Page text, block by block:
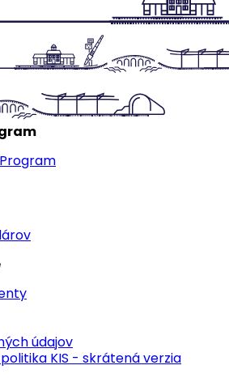
údajov
KIS - skrátená verzia